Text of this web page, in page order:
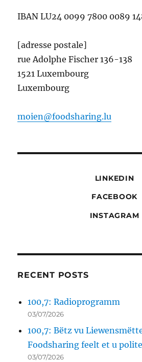
IBANLU24 0099 7800 0089
[adresse postale]
rue Adolphe Fischer 136-138
1521 Luxembourg
Luxembourg
moien@foodsharing.lu
LINKEDIN
FACEBOOK
INSTAGRAM
RECENT POSTS
100,7: Radioprogramm
03/07/2026
100,7: Bëtz vu
Foodsharing feelt et u
03/07/2026